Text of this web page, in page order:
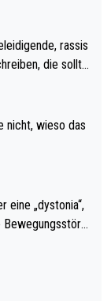
Self letzt
durch
sich das (in Ve
rassis
die sollte
Luke Little
Media GvV p
mal gegen Ric
nicht, wieso das
eine „dystonia“,
Bewegungsstöru
helfen! Ich glau
fälschlich psy